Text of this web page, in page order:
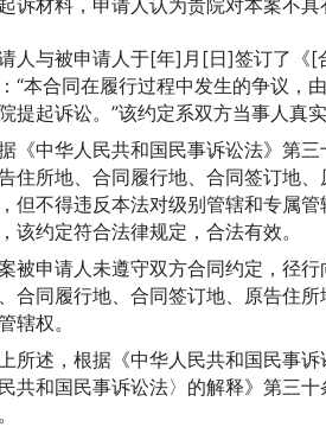
诉材料，申请人认为贵院对本案不具
人与被申请人于[年]月[日]签订了《
“本合同在履行过程中发生的争议，
提起诉讼。”该约定系双方当事人真
《中华人民共和国民事诉讼法》第
住所地、合同履行地、合同签订地
但不得违反本法对级别管辖和专属
该约定符合法律规定，合法有效。
被申请人未遵守双方合同约定，径
合同履行地、合同签订地、原告住
辖权。
所述，根据《中华人民共和国民事
共和国民事诉讼法〉的解释》第三